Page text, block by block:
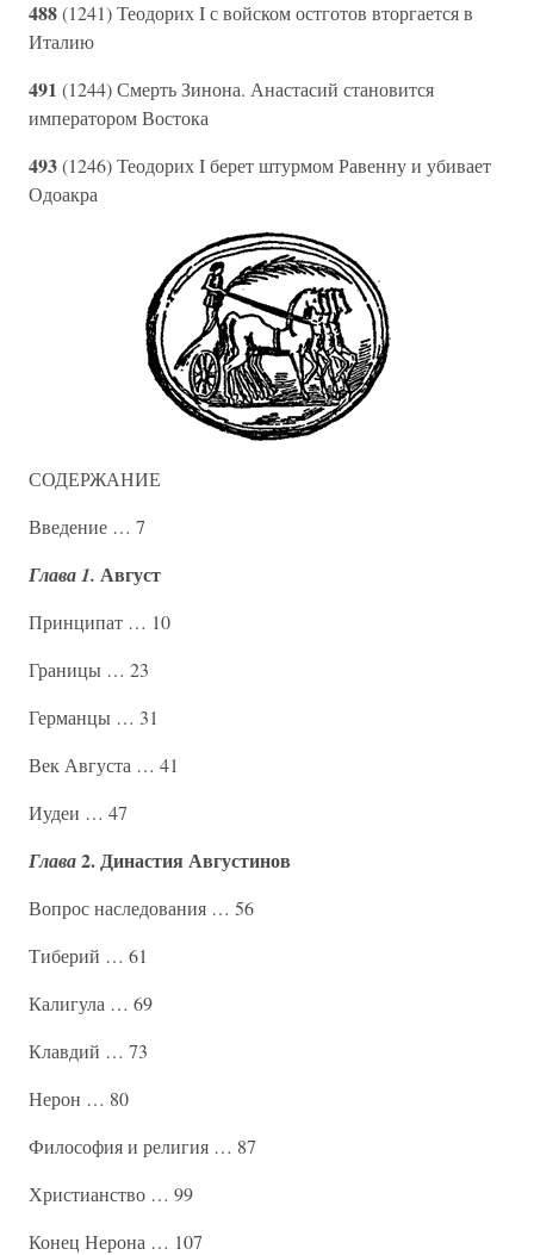
488(1241) Теодорих I с войском остготов вторгается в
Италию
491 (1244) Смерть Зинона. Анастасий становится
императором Востока
493(1246) Теодорих I берет штурмом Равенну и убивает
Одоакра
СОДЕРЖАНИЕ
Введение … 7
Глава 1. Август
Принципат … 10
Границы … 23
Германцы … 31
Век Августа … 41
Иудеи … 47
Глава2. Династия Августинов
Вопрос наследования … 56
Тиберий … 61
Калигула … 69
Клавдий … 73
Нерон … 80
Философия и религия … 87
Христианство … 99
Конец Нерона … 107